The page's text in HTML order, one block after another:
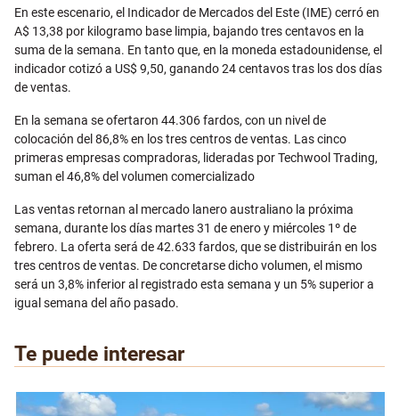
En este escenario, el Indicador de Mercados del Este (IME) cerró en
A$ 13,38 por kilogramo base limpia, bajando tres centavos en la
suma de la semana. En tanto que, en la moneda estadounidense, el
indicador cotizó a US$ 9,50, ganando 24 centavos tras los dos días
de ventas.
En la semana se ofertaron 44.306 fardos, con un nivel de
colocación del 86,8% en los tres centros de ventas. Las cinco
primeras empresas compradoras, lideradas por Techwool Trading,
suman el 46,8% del volumen comercializado
Las ventas retornan al mercado lanero australiano la próxima
semana, durante los días martes 31 de enero y miércoles 1º de
febrero. La oferta será de 42.633 fardos, que se distribuirán en los
tres centros de ventas. De concretarse dicho volumen, el mismo
será un 3,8% inferior al registrado esta semana y un 5% superior a
igual semana del año pasado.
Te puede interesar